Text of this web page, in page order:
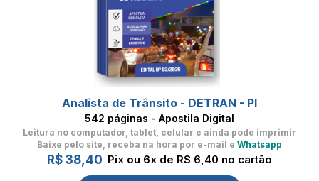
Analista de Trânsito - DETRAN - PI
542 páginas - Apostila Digital
Leitura no computador, tablet, celular e ainda pode imprimir
Baixe pelo site, receba na hora por e-mail e Whatsapp
R$ 38,40 Pix ou 6x de R$ 6,40 no cartão